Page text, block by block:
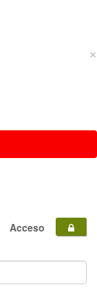
×
Acceso